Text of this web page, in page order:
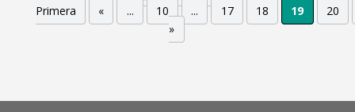
Primera
« ... 10 ... 17 18 19
20
»